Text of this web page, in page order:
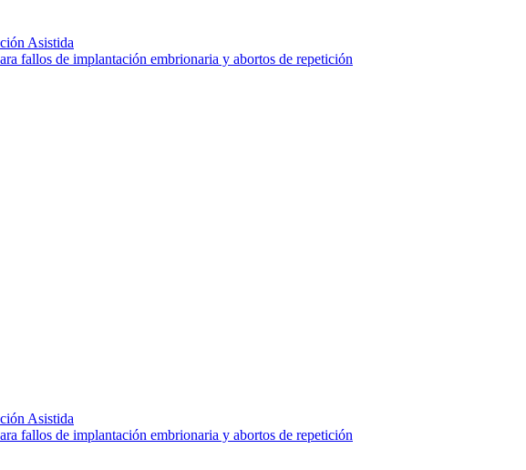
Asistida
fallos de implantación embrionaria y abortos de repetición
Asistida
fallos de implantación embrionaria y abortos de repetición